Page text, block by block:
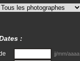
:
jj/mm/aaaa